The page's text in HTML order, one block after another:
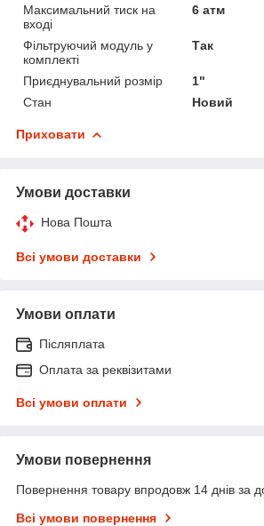
Максимальний тиск на
вході
6 атм
Фільтруючий модуль у
комплекті
Так
Приєднувальний розмір
1"
Стан
Новий
Приховати
Умови доставки
Нова Пошта
Всі умови доставки
Умови оплати
Післяплата
Оплата за реквізитами
Всі умови оплати
Умови повернення
Повернення товару впродовж 14 днів за
Всі умови повернення